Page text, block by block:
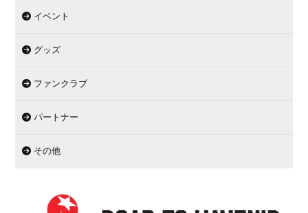
イベント
グッズ
ファンクラブ
パートナー
その他